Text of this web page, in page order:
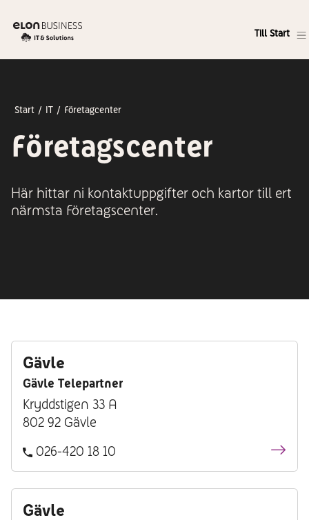
Till Start
Start IT Företagcenter
Företagscenter
Här hittar ni kontaktuppgifter och kartor till ert
närmsta Företagscenter.
Gävle
Gävle Telepartner
Kryddstigen 33 A
802 92 Gävle
026-420 18 10
Gävle